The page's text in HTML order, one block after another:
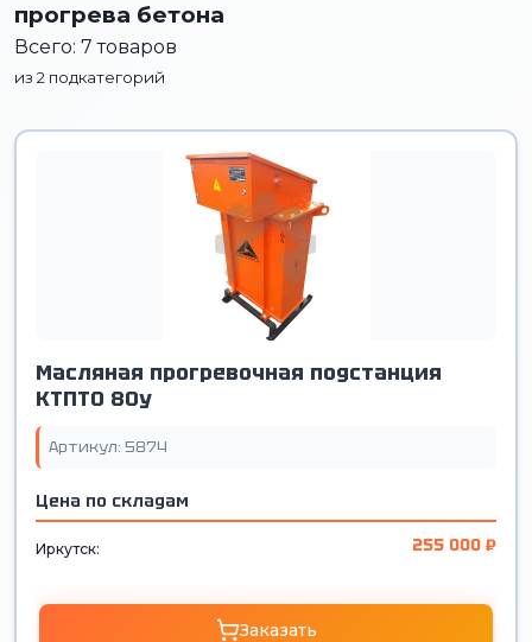
прогрева бетона
Всего: 7 товаров
из 2 подкатегорий
Масляная прогревочная подстанция
КТПТО 80у
Артикул: 5874
Цена по складам
Иркутск: 255 000 ₽
Заказать